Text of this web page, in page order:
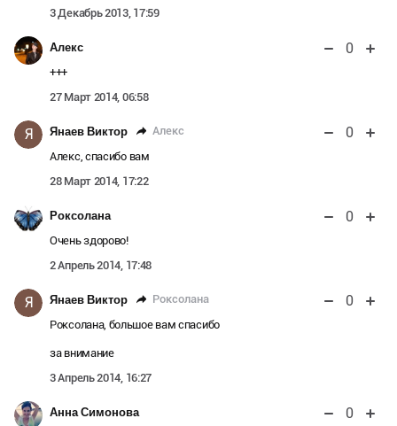
3 Декабрь 2013, 17:59
Алекс 0
+++
27 Март 2014, 06:58
Я Янаев Виктор Алекс 0
Алекс, спасибо вам
28 Март 2014, 17:22
Роксолана 0
Очень здорово!
2 Апрель 2014, 17:48
Я Янаев Виктор Роксолана 0
Роксолана, большое вам спасибо
за внимание
3 Апрель 2014, 16:27
Анна Симонова 0